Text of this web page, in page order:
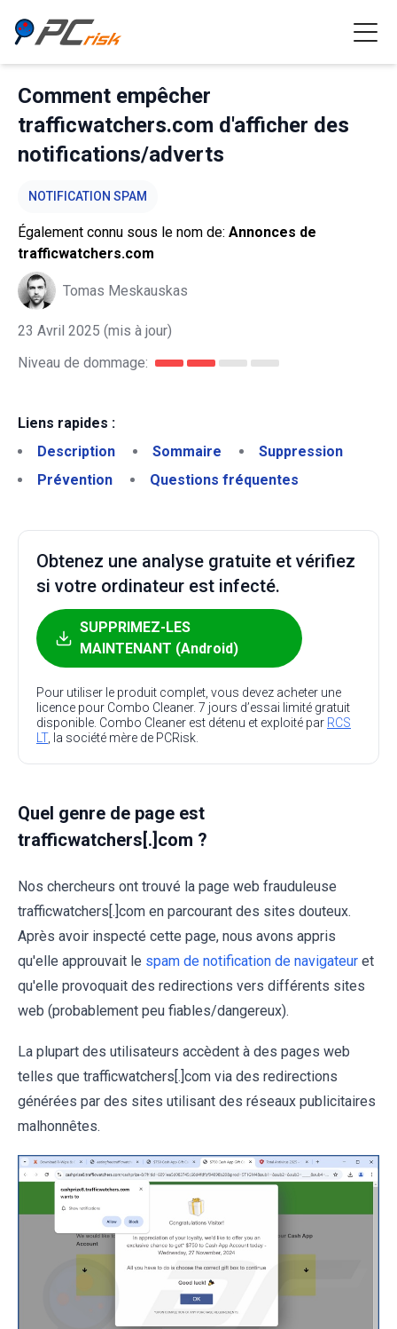
Comment empêcher
trafficwatchers.com d'afficher des
notifications/adverts
NOTIFICATION SPAM
Également connu sous le nom de: Annonces de
trafficwatchers.com
Tomas Meskauskas
23 Avril 2025 (mis à jour)
Niveau de dommage:
Liens rapides :
Description
Sommaire
Suppression
Prévention
Questions fréquentes
Obtenez une analyse gratuite et vérifiez
si votre ordinateur est infecté.
SUPPRIMEZ-LES
MAINTENANT (Android)
Pour utiliser le produit complet, vous devez acheter une
licence pour Combo Cleaner. 7 jours d’essai limité gratuit
disponible. Combo Cleaner est détenu et exploité par RCS
LT, la société mère de PCRisk.
Quel genre de page est
trafficwatchers[.]com ?
Nos chercheurs ont trouvé la page web frauduleuse
trafficwatchers[.]com en parcourant des sites douteux.
Après avoir inspecté cette page, nous avons appris
qu'elle approuvait le spam de notification de navigateur et
qu'elle provoquait des redirections vers différents sites
web (probablement peu fiables/dangereux).
La plupart des utilisateurs accèdent à des pages web
telles que trafficwatchers[.]com via des redirections
générées par des sites utilisant des réseaux publicitaires
malhonnêtes.